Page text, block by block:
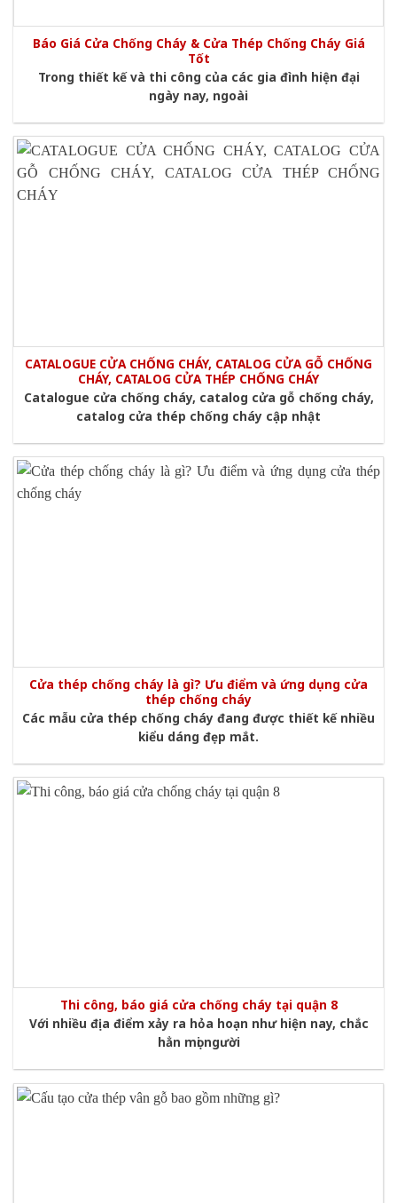
Báo Giá Cửa Chống Cháy & Cửa Thép Chống Cháy Giá
Tốt
Trong thiết kế và thi công của các gia đình hiện đại
ngày nay, ngoài
CATALOGUE CỬA CHỐNG CHÁY, CATALOG CỬA GỖ CHỐNG
CHÁY, CATALOG CỬA THÉP CHỐNG CHÁY
Catalogue cửa chống cháy, catalog cửa gỗ chống cháy,
catalog cửa thép chống cháy cập nhật
Cửa thép chống cháy là gì? Ưu điểm và ứng dụng cửa
thép chống cháy
Các mẫu cửa thép chống cháy đang được thiết kế nhiều
kiểu dáng đẹp mắt.
Thi công, báo giá cửa chống cháy tại quận 8
Với nhiều địa điểm xảy ra hỏa hoạn như hiện nay, chắc
hẳn mọi người